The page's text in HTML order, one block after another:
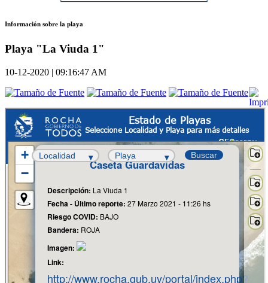
Información sobre la playa
Playa "La Viuda 1"
10-12-2020 | 09:16:47 AM